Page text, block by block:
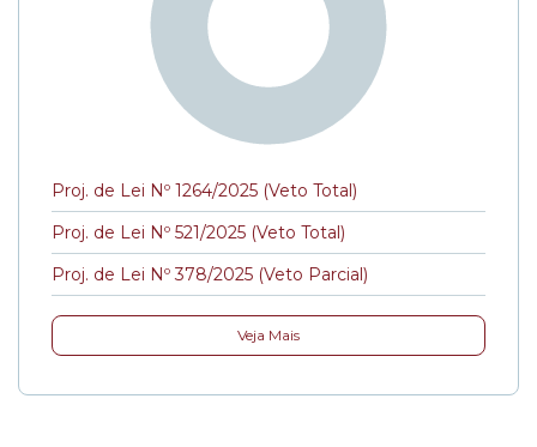
Proj. de Lei Nº 1264/2025 (Veto Total)
Proj. de Lei Nº 521/2025 (Veto Total)
Proj. de Lei Nº 378/2025 (Veto Parcial)
Veja Mais